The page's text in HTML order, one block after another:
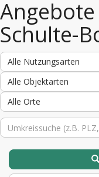
Schulte-
Alle Nutzungsarten
Alle Objektarten
Alle Orte